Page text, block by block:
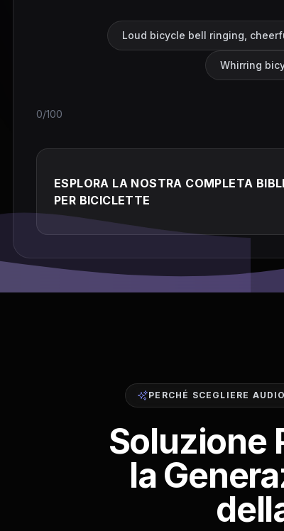
Loud bicycle bell ringing,
Whirring
0/100
ESPLORA LA NOSTRA COMPLETA
PER BICICLETTE
PERCHÉ SCEGLIERE
Soluzione
la